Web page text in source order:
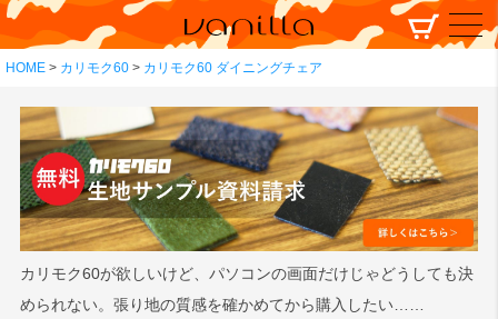
HOME カリモク60 カリモク60 ダイニングチェア
カリモク60が欲しいけど、パソコンの画面だけじゃどうしても決
められない。張り地の質感を確かめてから購入したい……